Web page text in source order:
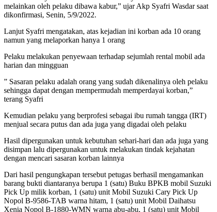
melainkan oleh pelaku dibawa kabur,” ujar Akp Syafri Wasdar saat
dikonfirmasi, Senin, 5/9/2022.
Lanjut Syafri mengatakan, atas kejadian ini korban ada 10 orang
namun yang melaporkan hanya 1 orang
Pelaku melakukan penyewaan terhadap sejumlah rental mobil ada
harian dan mingguan
” Sasaran pelaku adalah orang yang sudah dikenalinya oleh pelaku
sehingga dapat dengan mempermudah memperdayai korban,”
terang Syafri
Kemudian pelaku yang berprofesi sebagai ibu rumah tangga (IRT)
menjual secara putus dan ada juga yang digadai oleh pelaku
Hasil dipergunakan untuk kebutuhan sehari-hari dan ada juga yang
disimpan lalu dipergunakan untuk melakukan tindak kejahatan
dengan mencari sasaran korban lainnya
Dari hasil pengungkapan tersebut petugas berhasil mengamankan
barang bukti diantaranya berupa 1 (satu) Buku BPKB mobil Suzuki
Pick Up milik korban, 1 (satu) unit Mobil Suzuki Cary Pick Up
Nopol B-9586-TAB warna hitam, 1 (satu) unit Mobil Daihatsu
Xenia Nopol B-1880-WMN warna abu-abu, 1 (satu) unit Mobil